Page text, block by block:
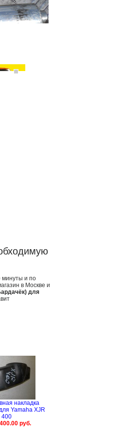
минуты и по
в Москве и
для
накладка
Yamaha XJR
400
400.00 руб.